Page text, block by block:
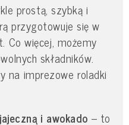
prostą, szybką i
przygotowuje się w
Co więcej, możemy
składników.
na imprezowe roladki
i awokado – to